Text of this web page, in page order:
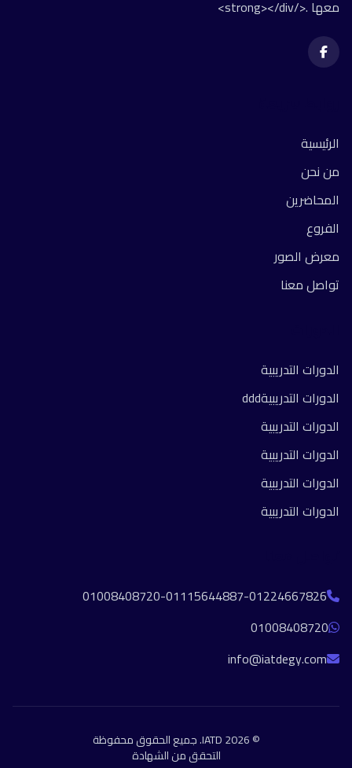
معها .</strong></div>
الرئيسية
من نحن
المحاضرين
الفروع
معرض الصور
تواصل معنا
الدورات التدريبية
الدورات التدريبيةddd
الدورات التدريبية
الدورات التدريبية
الدورات التدريبية
الدورات التدريبية
01008408720-01115644887-01224667826
01008408720
info@iatdegy.com
© 2026 IATD. جميع الحقوق محفوظة
التحقق من الشهادة